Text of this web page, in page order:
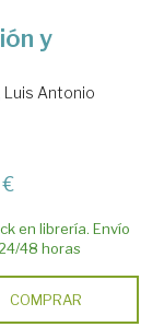
y
Luis Antonio
en librería. Envío
48 horas
COMPRAR